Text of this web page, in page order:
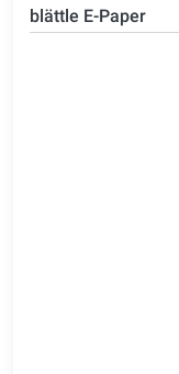
blättle E-Paper